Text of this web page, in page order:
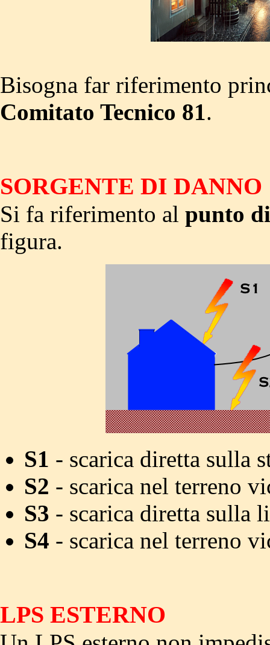
Bisogna far riferimento
Comitato Tecnico 81.
SORGENTE DI DANNO
Si fa riferimento al punto
figura.
S1 - scarica diretta sulla
S2 - scarica nel terreno
S3 - scarica diretta sulla
S4 - scarica nel terreno
LPS ESTERNO